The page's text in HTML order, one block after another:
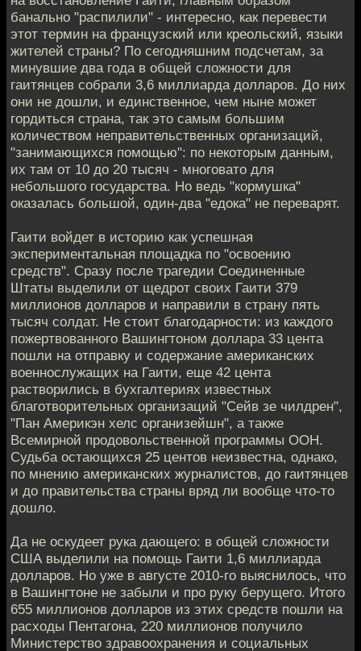
банально "распилили" - интересно, как перевести
этот термин на французский или креольский, языки
жителей страны? По сегодняшним подсчетам, за
минувшие два года в общей сложности для
гаитянцев собрали 3,6 миллиарда долларов. До них
они не дошли, и единственное, чем ныне может
гордиться страна, так это самым большим
количеством неправительственных организаций,
"занимающихся помощью": по некоторым данным,
их там от 10 до 20 тысяч - многовато для
небольшого государства. Но ведь "кормушка"
оказалась большой, один-два "едока" не переварят.
Гаити войдет в историю как успешная
экспериментальная площадка по "освоению
средств". Сразу после трагедии Соединенные
Штаты выделили от щедрот своих Гаити 379
миллионов долларов и направили в страну пять
тысяч солдат. Не стоит благодарности: из каждого
пожертвованного Вашингтоном доллара 33 цента
пошли на отправку и содержание американских
военнослужащих на Гаити, еще 42 цента
растворились в бухгалтериях известных
благотворительных организаций "Сейв зе чилдрен",
"Пан Америкэн хелс организейшн", а также
Всемирной продовольственной программы ООН.
Судьба остающихся 25 центов неизвестна, однако,
по мнению американских журналистов, до гаитянцев
и до правительства страны вряд ли вообще что-то
дошло.
Да не оскудеет рука дающего: в общей сложности
США выделили на помощь Гаити 1,6 миллиарда
долларов. Но уже в августе 2010-го выяснилось, что
в Вашингтоне не забыли и про руку берущего. Итого
655 миллионов долларов из этих средств пошли на
расходы Пентагона, 220 миллионов получило
Министерство здравоохранения и социальных